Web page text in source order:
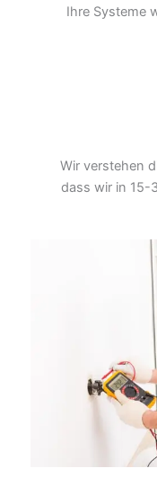
Ihre Systeme
Wir verstehen
dass wir in 15-